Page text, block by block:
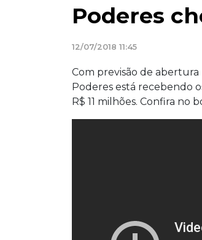
Poderes
12/07/2018 11:45
Com previsão de abertura
Poderes está recebendo
R$ 11 milhões. Confira no